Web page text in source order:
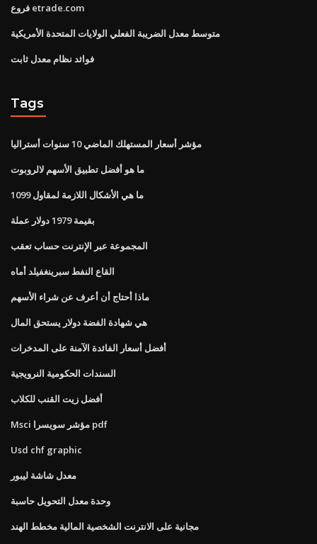
فروع etrade.com
متوسط ​​معدل الضريبة الفعلي الولايات المتحدة الأمريكية
فوائد نظام معدل ثابت
Tags
مؤشر أسعار المستهلك الماضي 10 سنوات أستراليا
ما هو أفضل تطبيق الأسهم لالروبوت
ما هي الأشكال اللازمة لمقاول 1099
بقيمة 1979 دولار عملة
المجموعة عبر الإنترنت حساب تعقب
القاع النفط سبرينغفيلد أماه
ماذا أحتاج أن أعرف عن شراء الأسهم
هي شهادة الفضة دولار يستحق المال
أفضل أسعار الفائدة الآمنة على المدخرات
السندات الحكومية النرويجية
أفضل زيت القنب للكلاب
Msci مؤشر سويسرا pdf
Usd chf graphic
معدل شاشة ليبور
وحدة معدل التحويل حاسبة
مجانية على الانترنت الشخصية المالية مخطط الهند